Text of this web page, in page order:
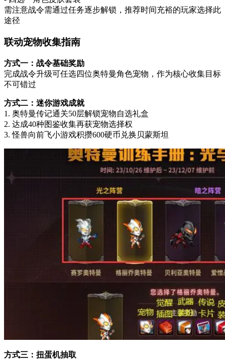
需注意战令需通过任务逐步解锁，推荐时间充裕的玩家选择此
途径
联动宠物收集指南
方式一：战令基础奖励
完成战令升级可任选四位奥特曼角色宠物，作为核心收集目标
不可错过
方式二：迷你游戏成就
1. 奥特曼传记通关50层解锁宠物自选礼盒
2. 达成40种图鉴收集再获宠物选择权
3. 怪兽向前飞小游戏积攒600硬币兑换贝蒙斯坦
方式三：扭蛋机抽取